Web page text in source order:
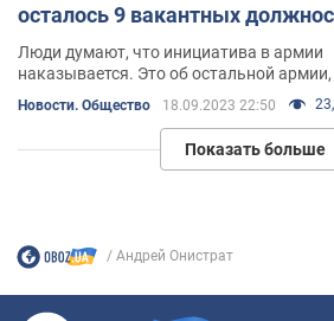
осталось 9 вакантных
Люди думают, что инициатива в армии
наказывается. Это об остальной армии,
нас. У нас инициатива поддерживается.
нуждаемся в инициативных людях
Новости. Общество 18.09.2023 22:50
Показать больше
Андрей Онистрат